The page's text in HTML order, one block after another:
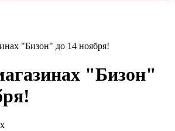
"Бизон" до 14 ноября!
"Бизон"